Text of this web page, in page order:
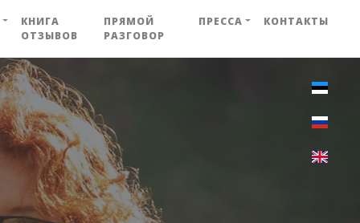
КНИГА
ОТЗЫВОВ
ПРЯМОЙ
РАЗГОВОР
ПРЕССА КОНТАКТЫ